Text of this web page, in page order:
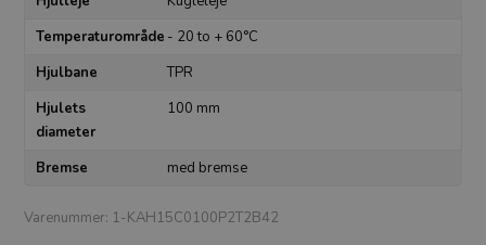
Temperaturområde - 20 to + 60°C
Hjulbane
TPR
Hjulets
diameter
100 mm
Bremse med bremse
Varenummer: 1-KAH15C0100P2T2B42